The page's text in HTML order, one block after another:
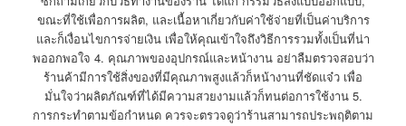
ขณะที่ใช้เพื่อการผลิต, และเนื้อหาเกี่ยวกับค่าใช้จ่ายที่เป็นค่าบริการ
และก็เงื่อนไขการจ่ายเงิน เพื่อให้คุณเข้าใจถึงวิธีการรวมทั้งเป็นที่น่า
พออกพอใจ 4. คุณภาพของอุปกรณ์และหน้างาน อย่าลืมตรวจสอบว่า
ร้านค้ามีการใช้สิ่งของที่มีคุณภาพสูงแล้วก็หน้างานที่ชัดแจ๋ว เพื่อ
มั่นใจว่าผลิตภัณฑ์ที่ได้มีความสวยงามแล้วก็ทนต่อการใช้งาน 5.
การกระทำตามข้อกำหนด ควรจะตรวจดูว่าร้านสามารถประพฤติตาม